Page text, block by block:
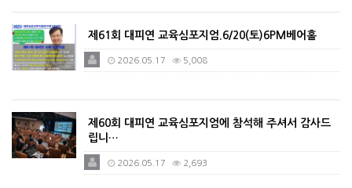
제61회 대피연 교육심포지엄.6/20(토)6PM베어홀
2026.05.17 5,008
제60회 대피연 교육심포지엄에 참석해 주셔서 감사드
립니…
2026.05.17 2,693